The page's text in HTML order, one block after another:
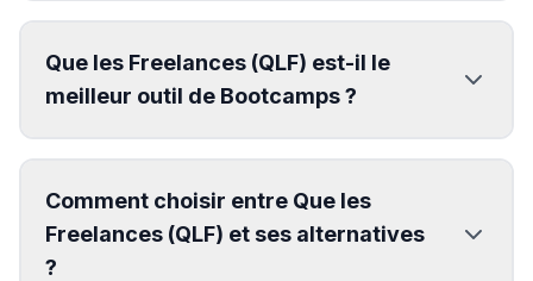
Que les Freelances (QLF) est-il le
meilleur outil de Bootcamps ?
Comment choisir entre Que les
Freelances (QLF) et ses alternatives
?